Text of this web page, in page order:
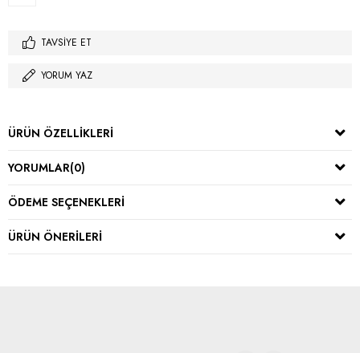
TAVSIYE ET
YORUM YAZ
ÜRÜN ÖZELLIKLERI
YORUMLAR(0)
ÖDEME SEÇENEKLERI
ÜRÜN ÖNERILERI